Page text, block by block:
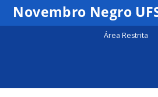
Novembro Negro
Área Restrita